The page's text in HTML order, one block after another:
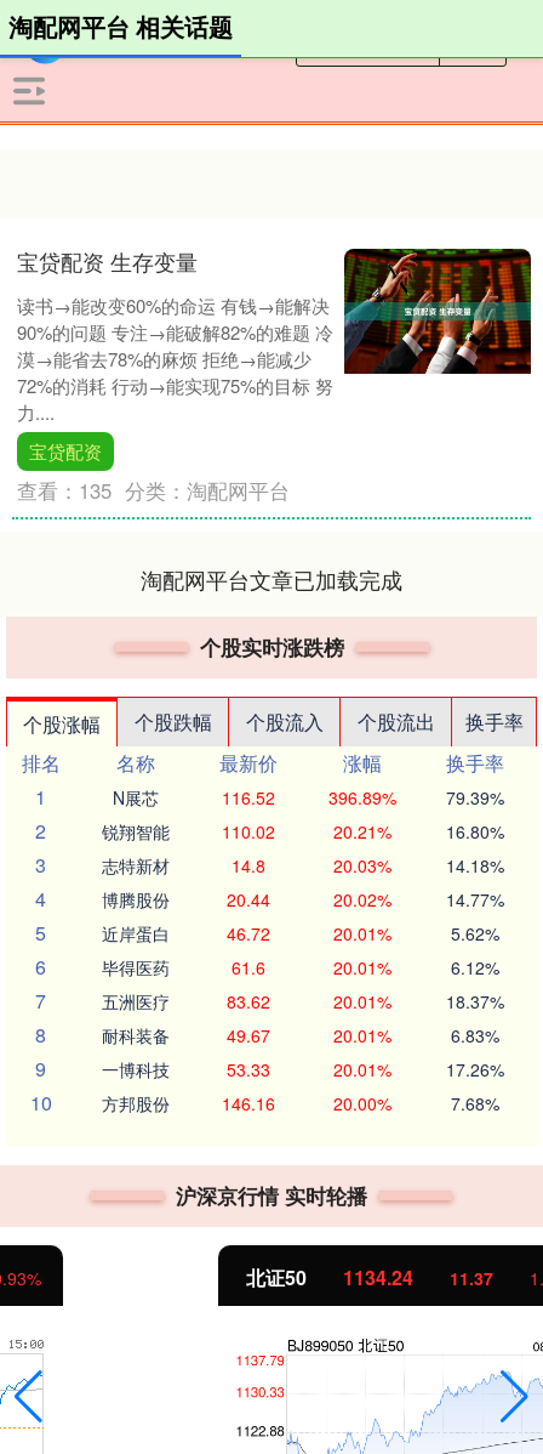
淘配网平台 相关话题
宝贷配资 生存变量
读书→能改变60%的命运 有钱→能解决
90%的问题 专注→能破解82%的难题 冷
漠→能省去78%的麻烦 拒绝→能减少
72%的消耗 行动→能实现75%的目标 努
力....
宝贷配资
查看： 135 分类：淘配网平台
淘配网平台文章已加载完成
个股实时涨跌榜
个股涨幅 个股跌幅 个股流入 个股流出
换手率
排名
名称 最新价 涨幅
换手率
1
N展芯 116.52 396.89% 79.39%
2 锐翔智能 110.02 20.21% 16.80%
3 志特新材 14.8 20.03% 14.18%
4 博腾股份 20.44 20.02% 14.77%
5 近岸蛋白 46.72 20.01% 5.62%
6 毕得医药 61.6 20.01% 6.12%
7 五洲医疗 83.62 20.01% 18.37%
8 耐科装备 49.67 20.01% 6.83%
9 一博科技 53.33 20.01% 17.26%
10 方邦股份 146.16 20.00% 7.68%
沪深京行情 实时轮播
1134.24 11.37 1.01%